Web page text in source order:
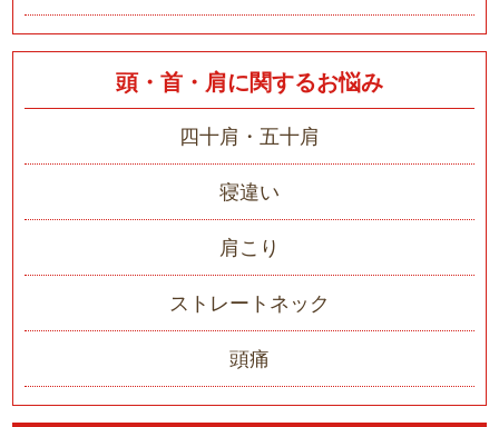
頭・首・肩に関するお悩み
四十肩・五十肩
寝違い
肩こり
ストレートネック
頭痛